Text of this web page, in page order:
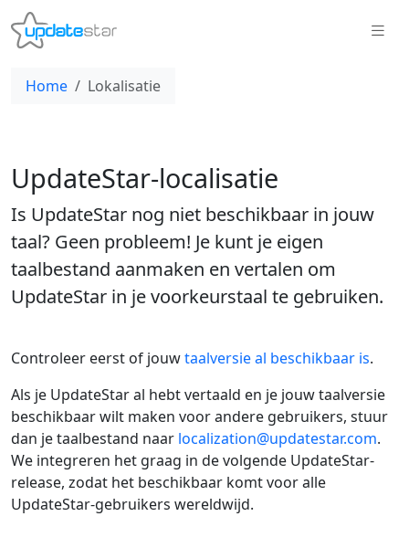
Home Lokalisatie
UpdateStar-localisatie
Is UpdateStar nog niet beschikbaar in jouw
taal? Geen probleem! Je kunt je eigen
taalbestand aanmaken en vertalen om
UpdateStar in je voorkeurstaal te gebruiken.
Controleer eerst of jouwtaalversie al beschikbaar is.
Als je UpdateStar al hebt vertaald en je jouw taalversie
beschikbaar wilt maken voor andere gebruikers, stuur
dan je taalbestand naar localization@updatestar.com.
We integreren het graag in de volgende UpdateStar-
release, zodat het beschikbaar komt voor alle
UpdateStar-gebruikers wereldwijd.